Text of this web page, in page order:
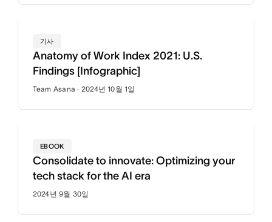
기사
Anatomy of Work Index 2021: U.S.
Findings [Infographic]
Team Asana · 2024년 10월 1일
EBOOK
Consolidate to innovate: Optimizing your
tech stack for the AI era
2024년 9월 30일